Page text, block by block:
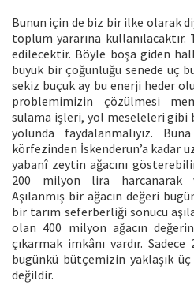
Bunun için de biz bir ilke olarak
toplum yararına
edilecektir. Böyle boşa giden
büyük bir çoğunluğu senede üç
sekiz buçuk ay bu enerji heder
problemimizin çözülmesi
sulama işleri, yol meseleleri
yolunda faydalanmalıyız.
körfezinden İskenderun’a kadar
yabanî zeytin ağacını
200 milyon lira harcanarak
Aşılanmış bir ağacın değeri
bir tarım seferberliği sonucu
olan 400 milyon ağacın
çıkarmak imkânı vardır.
bugünkü bütçemizin yaklaşık
değildir.